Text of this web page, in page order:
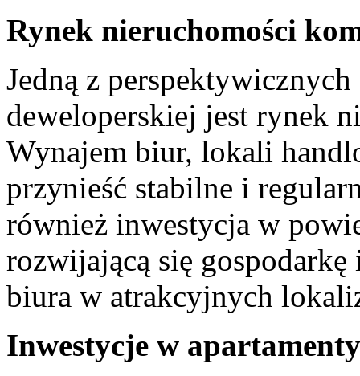
Rynek nieruchomości
Jedną z
deweloperskiej jest rynek
Wynajem biur, lokali
przynieść ⁣stabilne i
⁣również inwestycja w
rozwijającą się gospodarkę
biura w atrakcyjnych
Inwestycje w